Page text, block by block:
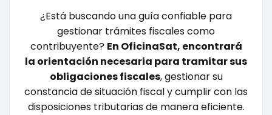
¿Está buscando una guía confiable para
gestionar trámites fiscales como
contribuyente? En OficinaSat, encontrará
la orientación necesaria para tramitar sus
obligaciones fiscales, gestionar su
constancia de situación fiscal y cumplir con las
disposiciones tributarias de manera eficiente.